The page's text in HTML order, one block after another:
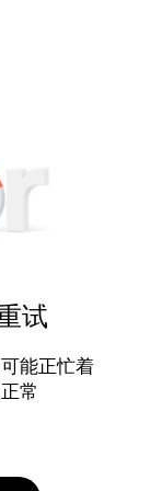
试
能正忙着
常